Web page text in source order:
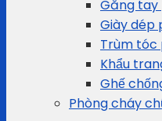
Găng tay
Giày dép
Trùm tóc
Khẩu
Ghế
Phòng cháy